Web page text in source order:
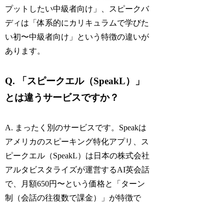
プットしたい中級者向け」、スピークバ
ディは「体系的にカリキュラムで学びた
い初〜中級者向け」という特徴の違いが
あります。
Q. 「スピークエル（SpeakL）」
とは違うサービスですか？
A. まったく別のサービスです。Speakは
アメリカのスピーキング特化アプリ、ス
ピークエル（SpeakL）は日本の株式会社
アルタビスタライズが運営するAI英会話
で、月額650円〜という価格と「ターン
制（会話の往復数で課金）」が特徴で